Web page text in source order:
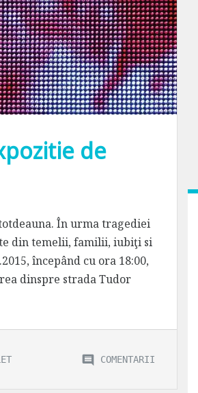
de
În urma tragediei
din temelii, familii, iubiţi si
începând cu ora 18:00,
dinspre strada Tudor
COMENTARII